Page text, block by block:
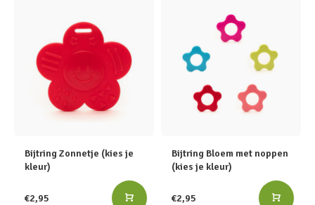
Bijtring Zonnetje (kies je
kleur)
€2,95
Bijtring Bloem met noppen
(kies je kleur)
€2,95